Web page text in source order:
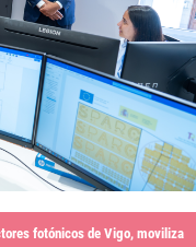
fotónicos de Vigo, moviliza